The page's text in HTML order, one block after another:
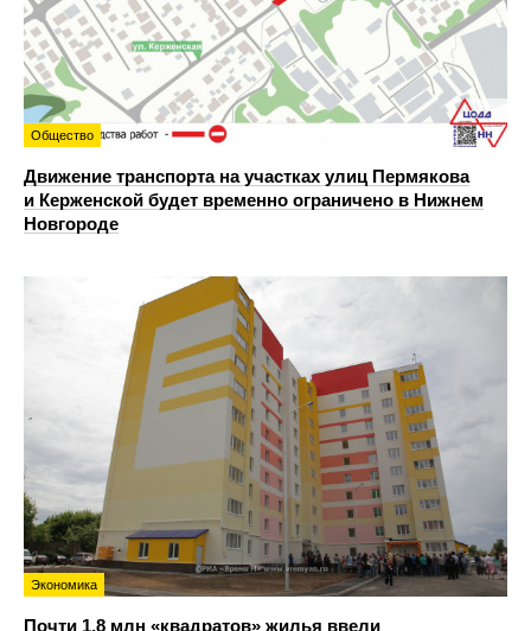
Общество
Движение транспорта на участках улиц Пермякова
и Керженской будет временно ограничено в Нижнем
Новгороде
Экономика
Почти 1,8 млн «квадратов» жилья ввели